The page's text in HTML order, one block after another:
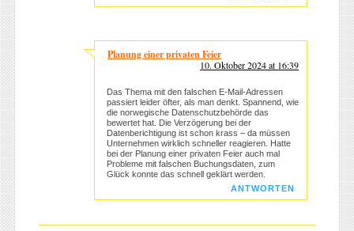
Planung einer privaten Feier
10. Oktober 2024 at 16:39
Das Thema mit den falschen E-Mail-Adressen
passiert leider öfter, als man denkt. Spannend, wie
die norwegische Datenschutzbehörde das
bewertet hat. Die Verzögerung bei der
Datenberichtigung ist schon krass – da müssen
Unternehmen wirklich schneller reagieren. Hatte
bei der Planung einer privaten Feier auch mal
Probleme mit falschen Buchungsdaten, zum
Glück konnte das schnell geklärt werden.
ANTWORTEN